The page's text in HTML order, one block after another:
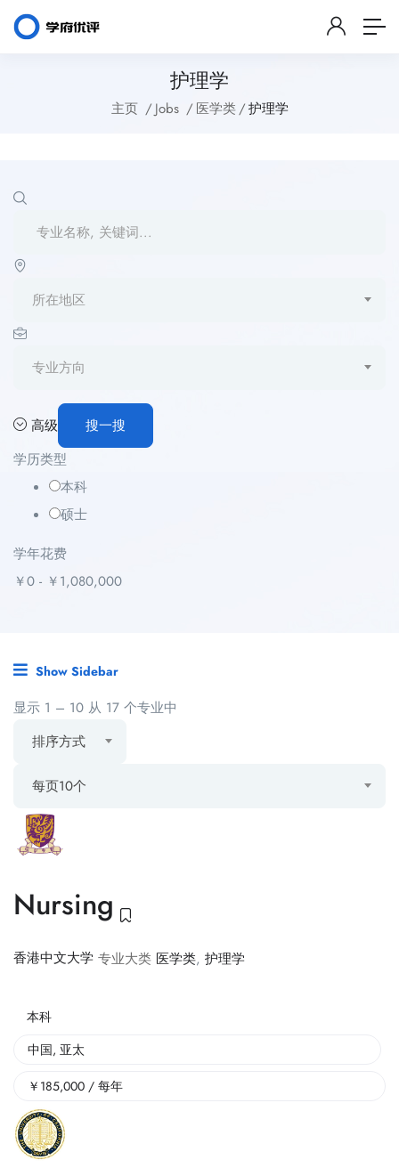
护理学
主页 Jobs 医学类 护理学
所在地区
专业方向
高级
搜一搜
学历类型
本科
硕士
学年花费
￥0 - ￥1,080,000
Show Sidebar
显示 1 – 10 从 17 个专业中
排序方式
每页10个
Nursing
香港中文大学 专业大类 医学类, 护理学
本科
中国, 亚太
￥ 185,000 / 每年